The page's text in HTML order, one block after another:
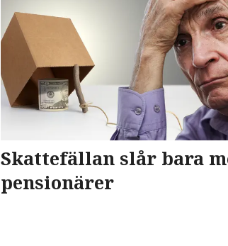
Skattefällan slår bara
pensionärer